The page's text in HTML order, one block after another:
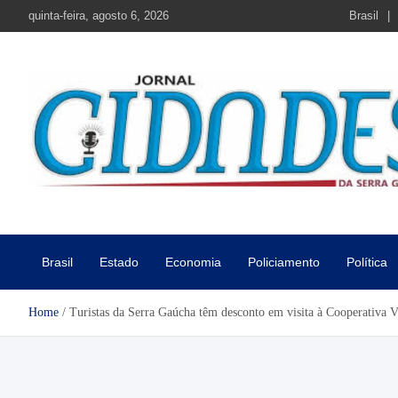
quinta-feira, agosto 6, 2026 Brasil
Brasil Estado Economia Policiamento Política
Home Turistas da Serra Gaúcha têm desconto em visita à Cooperativa